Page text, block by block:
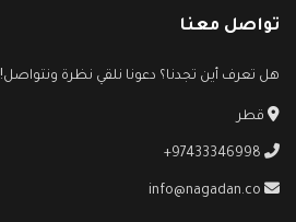
تواصل معنا
هل تعرف أين تجدنا؟ دعونا نلقي نظرة ونتواصل!
قطر
+97433346998